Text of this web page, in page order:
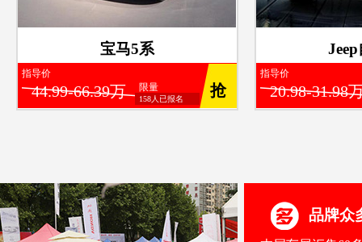
宝马5系
指导价
44.99-66.39万 限量
158人已报名 抢
指导价
20.98-31.98
品牌众